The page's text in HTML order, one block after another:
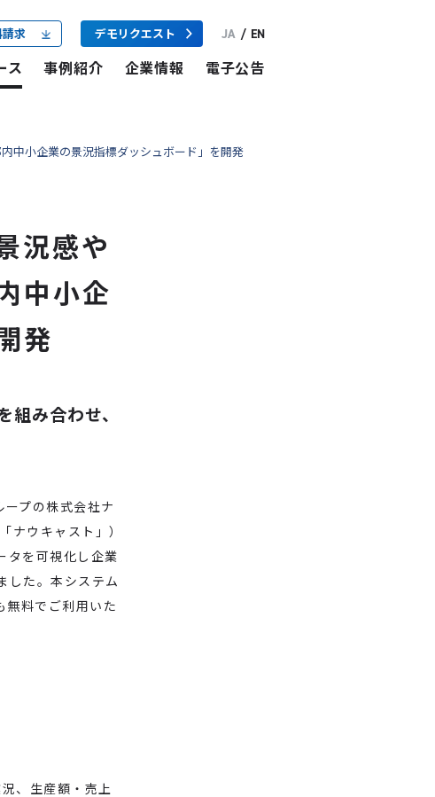
求 デモリクエスト JA / EN
ス 事例紹介 企業情報 電子公告
中小企業の景況指標ダッシュボード」を開発
況感や
中小企
発
み合わせ、
プの株式会社ナ
ナウキャスト」）
タを可視化し企業
した。本システム
無料でご利用いた
、生産額・売上